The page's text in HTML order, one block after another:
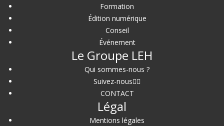
Formation
Édition numérique
Conseil
Événement
Le Groupe LEH
Qui sommes-nous ?
Suivez-nous
CONTACT
Légal
Mentions légales